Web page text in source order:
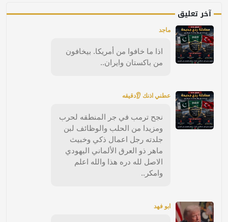
آخر تعليق
ماجد
اذا ما خافوا من أمريكا. بيخافون
من باكستان وايران..
عطني اذنك 👂دقيقه
نجح ترمب في جر المنطقه لحرب
ومزيدا من الحلب والوظائف لبن
جلدته رجل اعمال ذكي وخبيث
ماهر ذو العرق الألماني اليهودي
الاصل لله دره هذا والله اعلم
وامكر..
ابو فهد